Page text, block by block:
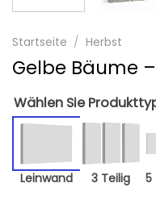
Startseite / Herbst
Gelbe Bäume
Wählen Sie
Leinwand 3 Teilig 5